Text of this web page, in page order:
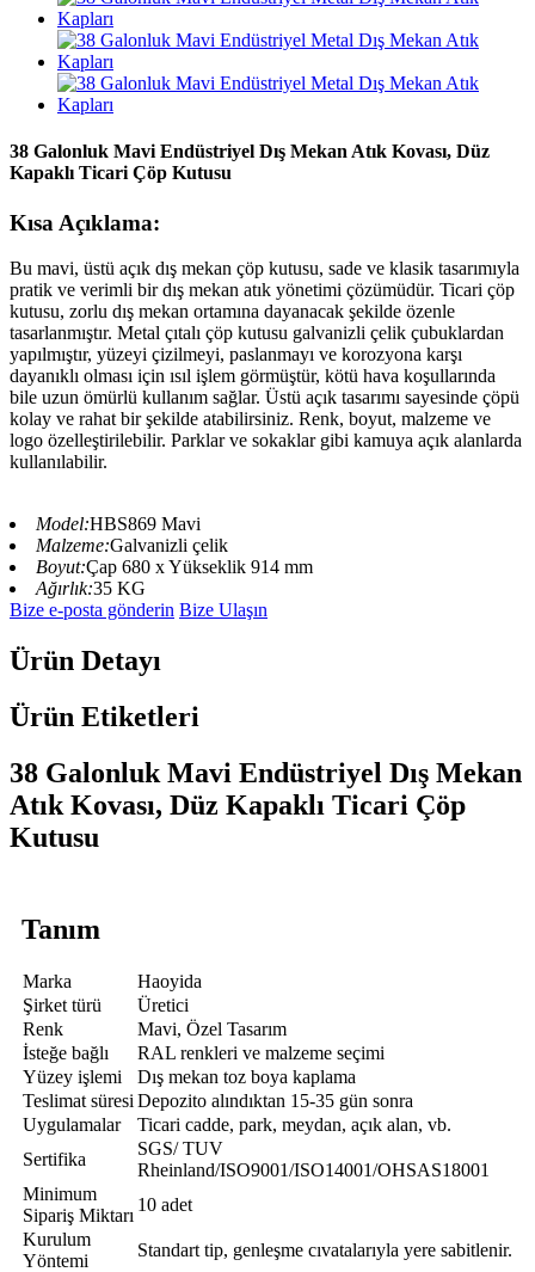
38 Galonluk Mavi Endüstriyel Dış Mekan Atık Kovası, Düz
Kapaklı Ticari Çöp Kutusu
Kısa Açıklama:
Bu mavi, üstü açık dış mekan çöp kutusu, sade ve klasik tasarımıyla
pratik ve verimli bir dış mekan atık yönetimi çözümüdür. Ticari çöp
kutusu, zorlu dış mekan ortamına dayanacak şekilde özenle
tasarlanmıştır. Metal çıtalı çöp kutusu galvanizli çelik çubuklardan
yapılmıştır, yüzeyi çizilmeyi, paslanmayı ve korozyona karşı
dayanıklı olması için ısıl işlem görmüştür, kötü hava koşullarında
bile uzun ömürlü kullanım sağlar. Üstü açık tasarımı sayesinde çöpü
kolay ve rahat bir şekilde atabilirsiniz. Renk, boyut, malzeme ve
logo özelleştirilebilir. Parklar ve sokaklar gibi kamuya açık alanlarda
kullanılabilir.
Model:HBS869 Mavi
Malzeme:Galvanizli çelik
Boyut:Çap 680 x Yükseklik 914 mm
Ağırlık:35 KG
Bize e-posta gönderin Bize Ulaşın
Ürün Detayı
Ürün Etiketleri
38 Galonluk Mavi Endüstriyel Dış Mekan
Atık Kovası, Düz Kapaklı Ticari Çöp
Kutusu
Tanım
Marka
Haoyida
Şirket türü
Üretici
Renk
Mavi, Özel Tasarım
İsteğe bağlı
RAL renkleri ve malzeme seçimi
Yüzey işlemi
Dış mekan toz boya kaplama
Teslimat süresi Depozito alındıktan 15-35 gün sonra
Uygulamalar
Ticari cadde, park, meydan, açık alan, vb.
Sertifika
SGS/ TUV
Rheinland/ISO9001/ISO14001/OHSAS18001
Minimum
Sipariş Miktarı
10 adet
Kurulum
Yöntemi
Standart tip, genleşme cıvatalarıyla yere sabitlenir.